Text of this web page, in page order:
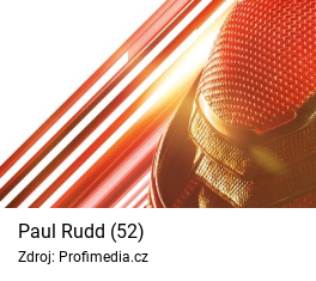
Paul Rudd (52)
Zdroj: Profimedia.cz